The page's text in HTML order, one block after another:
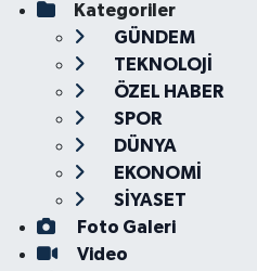
Kategoriler
GÜNDEM
TEKNOLOJİ
ÖZEL HABER
SPOR
DÜNYA
EKONOMİ
SİYASET
Foto Galeri
Video